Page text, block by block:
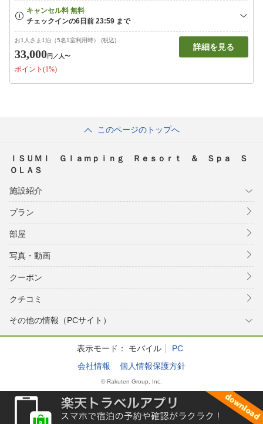
お1人さま1泊（5名1室利用時） (税込)
33,000円 ／人〜
ポイント(1%)
詳細を見る
このページのトップへ
ＩＳＵＭＩ Ｇｌａｍｐｉｎｇ Ｒｅｓｏｒｔ ＆ Ｓｐａ Ｓ
ＯＬＡＳ
施設紹介
プラン
部屋
写真・動画
クーポン
クチコミ
その他の情報（PCサイト）
表示モード： モバイル
PC
会社情報
個人情報保護方針
© Rakuten Group, Inc.